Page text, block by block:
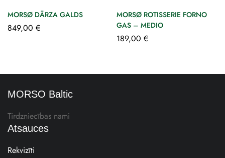
MORSØ DĀRZA GALDS
849,00 €
MORSØ ROTISSERIE FORNO
GAS – MEDIO
189,00 €
MORSO Baltic
Tirdzniecības nami
Atsauces
Rekvizīti